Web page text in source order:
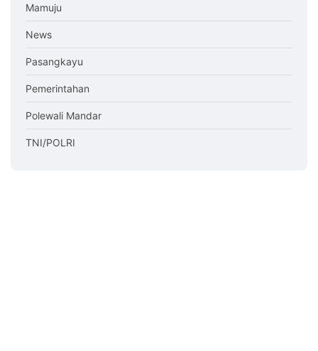
Mamuju
News
Pasangkayu
Pemerintahan
Polewali Mandar
TNI/POLRI